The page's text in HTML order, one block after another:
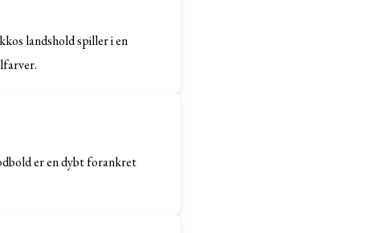
landshold spiller i en
er en dybt forankret